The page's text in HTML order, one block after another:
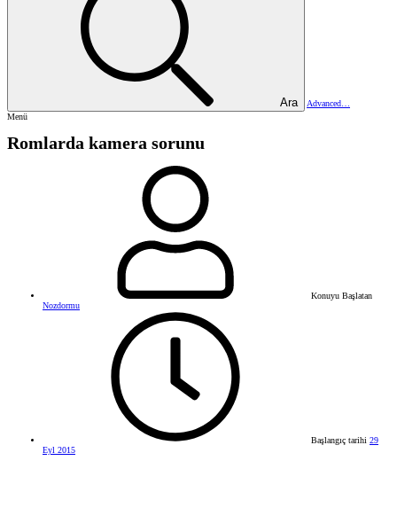
Ara
Advanced…
Menü
Romlarda kamera sorunu
Konuyu Başlatan
Nozdormu
Başlangıç tarihi 29
Eyl 2015